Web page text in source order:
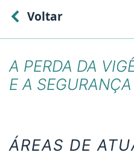
Voltar
A PERDA DA
E A
ÁREAS DE